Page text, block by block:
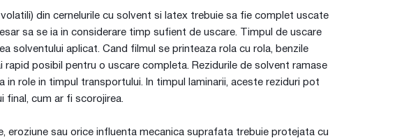
din cernelurile cu solvent si latex trebuie sa fie complet uscate
sa se ia in considerare timp sufient de uscare. Timpul de uscare
solventului aplicat. Cand filmul se printeaza rola cu rola, benzile
posibil pentru o uscare completa. Rezidurile de solvent ramase
in role in timpul transportului. In timpul laminarii, aceste reziduri pot
final, cum ar fi scorojirea.
eroziune sau orice influenta mecanica suprafata trebuie protejata cu